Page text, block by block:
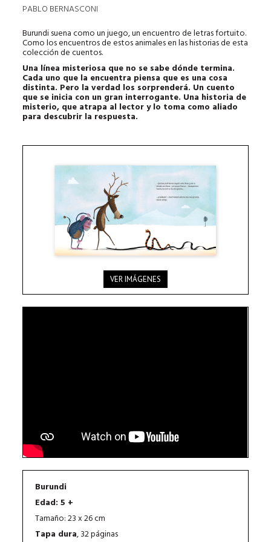
PABLO BERNASCONI
Burundi suena como un juego, un encuentro de letras fortuito.
Como los encuentros de estos animales en las historias de esta
colección de cuentos.
Una línea misteriosa que no se sabe dónde termina.
Cada uno que la encuentra piensa que es una cosa
distinta. Pero la verdad los sorprenderá. Un cuento
que se inicia con un gran interrogante. Una historia de
misterio, que atrapa al lector y lo toma como aliado
para descubrir la respuesta.
VER IMÁGENES
Burundi
Edad: 5 +
Tamaño: 23 x 26 cm
Tapa dura, 32 páginas